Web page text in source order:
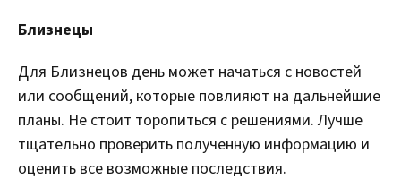
Близнецы
Для Близнецов день может начаться с новостей
или сообщений, которые повлияют на дальнейшие
планы. Не стоит торопиться с решениями. Лучше
тщательно проверить полученную информацию и
оценить все возможные последствия.